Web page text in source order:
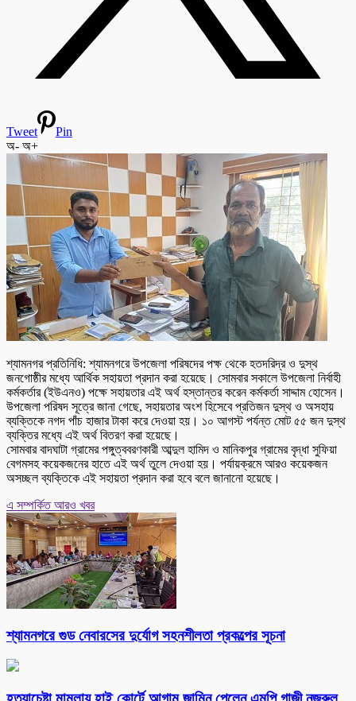
Tweet
Pin
অ- অ+
শ্যামনগর প্রতিনিধি: শ্যামনগরে উপজেলা পরিষদের পক্ষ থেকে হতদরিদ্র ও দুস্থ
জনগোষ্ঠীর মধ্যে আর্থিক সহায়তা প্রদান করা হয়েছে। সোমবার সকালে উপজেলা নির্বাহী
কর্মকর্তার (ইউএনও) পক্ষে সহায়তার এই অর্থ হস্তান্তর করেন কর্মকর্তা সাদ্দাম হোসেন।
উপজেলা পরিষদ সূত্রে জানা গেছে, সহায়তার অংশ হিসেবে প্রতিজন দুস্থ ও অসহায়
ব্যক্তিকে নগদ পাঁচ হাজার টাকা করে দেওয়া হয়। ১০ আগস্ট পর্যন্ত মোট ৫৫ জন দুস্থ
ব্যক্তির মধ্যে এই অর্থ বিতরণ করা হয়েছে।
সোমবার বাদঘাটা গ্রামের পঙ্গুত্ববরণকারী আব্দুল হামিদ ও মানিকপুর গ্রামের বৃদ্ধা সুফিয়া
বেগমসহ কয়েকজনের হাতে এই অর্থ তুলে দেওয়া হয়। পর্যায়ক্রমে আরও কয়েকজন
অসচ্ছল ব্যক্তিকে এই সহায়তা প্রদান করা হবে বলে জানানো হয়েছে।
এ সম্পর্কিত আরও খবর
শ্যামনগরে গুড নেবারসের দুর্যোগ সহনশীলতা প্রকল্পের সূচনা